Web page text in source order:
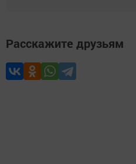
Расскажите друзьям